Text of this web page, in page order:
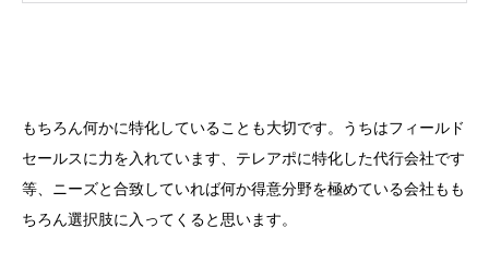
もちろん何かに特化していることも大切です。うちはフィールド
セールスに力を入れています、テレアポに特化した代行会社です
等、ニーズと合致していれば何か得意分野を極めている会社もも
ちろん選択肢に入ってくると思います。